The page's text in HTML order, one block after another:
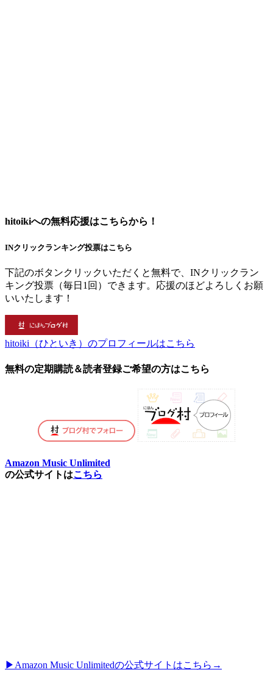
hitoikiへの無料応援はこちらから！
INクリックランキング投票はこちら
下記のボタンクリックいただくと無料で、INクリックラン
キング投票（毎日1回）できます。応援のほどよろしくお願
いいたします！
hitoiki（ひといき）のプロフィールはこちら
無料の定期購読＆読者登録ご希望の方はこちら
Amazon Music Unlimited
の公式サイトはこちら
▶︎Amazon Music Unlimitedの公式サイトはこちら→